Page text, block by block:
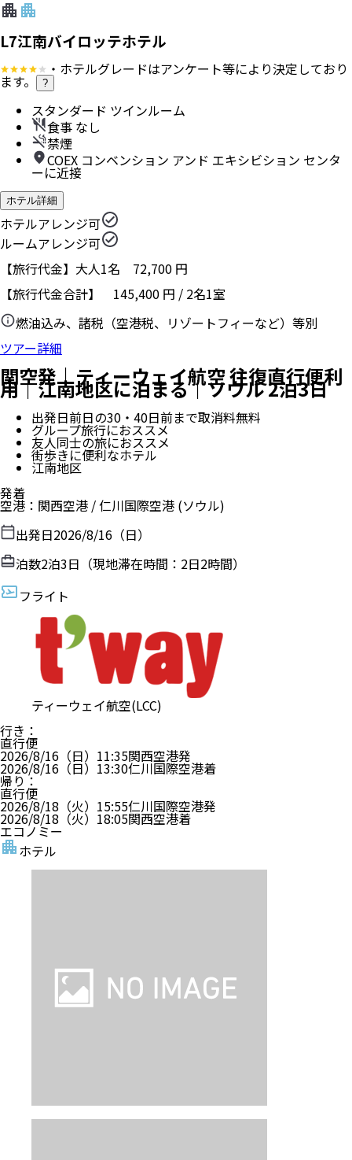
L7江南バイロッテホテル
・ホテルグレードはアンケート等により決定しており
ます。 ?
スタンダード ツインルーム
食事 なし
禁煙
COEX コンベンション アンド エキシビション センタ
ーに近接
ホテル詳細
ホテルアレンジ可
ルームアレンジ可
【旅行代金】大人1名 72,700 円
【旅行代金合計】 145,400 円 / 2名1室
燃油込み、諸税（空港税、リゾートフィーなど）等別
ツアー詳細
関空発｜ティーウェイ航空 往復直行便利
用｜江南地区に泊まる｜ソウル 2泊3日
出発日前日の30・40日前まで取消料無料
グループ旅行におススメ
友人同士の旅におススメ
街歩きに便利なホテル
江南地区
発着
空港 ： 関西空港 /仁川国際空港 (ソウル)
出発日2026/8/16（日）
泊数2泊3日（現地滞在時間： 2日2時間）
フライト
ティーウェイ航空(LCC)
行き ：
直行便
2026/8/16（日） 11:35関西空港発
2026/8/16（日） 13:30仁川国際空港着
帰り ：
直行便
2026/8/18（火） 15:55仁川国際空港発
2026/8/18（火） 18:05関西空港着
エコノミー
ホテル